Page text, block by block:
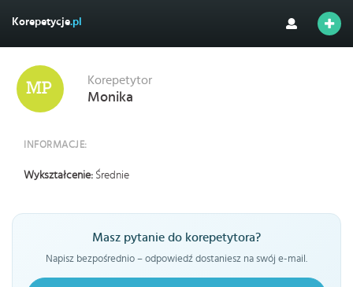
Korepetycje.pl
Korepetytor
Monika
INFORMACJE:
Wykształcenie: Średnie
Masz pytanie do korepetytora?
Napisz bezpośrednio – odpowiedź dostaniesz na swój e-mail.